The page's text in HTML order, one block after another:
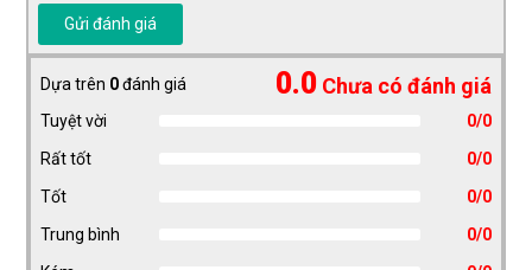
Gửi đánh giá
Dựa trên 0đánh giá 0.0 Chưa có đánh giá
Tuyệt vời
0/0
Rất tốt
0/0
Tốt
0/0
Trung bình
0/0